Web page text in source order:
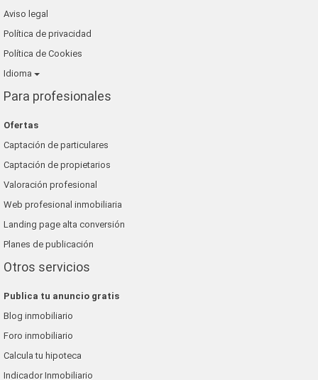
Aviso legal
Política de privacidad
Política de Cookies
Idioma
Para profesionales
Ofertas
Captación de particulares
Captación de propietarios
Valoración profesional
Web profesional inmobiliaria
Landing page alta conversión
Planes de publicación
Otros servicios
Publica tu anuncio gratis
Blog inmobiliario
Foro inmobiliario
Calcula tu hipoteca
Indicador Inmobiliario